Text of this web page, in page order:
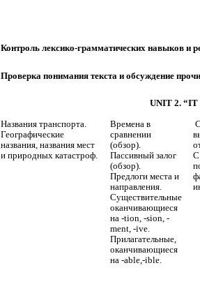
Контроль лексико-грамматических навыков и
Проверка понимания текста и обсуждение
UNIT 2.
Названия транспорта.
Географические
названия, названия мест
и природных катастроф.
Времена в
сравнении
(обзор).
Пассивный залог
(обзор).
Предлоги места и
направления.
Существительные
оканчивающиеся
на -tion, -sion, -
ment, -ive.
Прилагательные,
оканчивающиеся
на -able,-ible.
С